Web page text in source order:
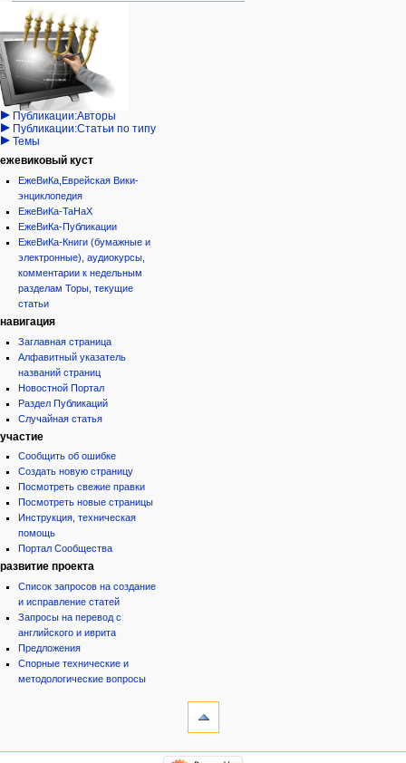
Навигация
персональные инструменты
войти
запрос
учётной
записи
категории
Израиль:Страна и
государство
Иудаизм
Народ
Проекты
Проекты/Участники/
дополнения
Публикации:Авторы
Публикации:Статьи по типу
Темы
ежевиковый куст
ЕжеВиКа,Еврейская Вики-
энциклопедия
ЕжеВиКа-ТаНаХ
ЕжеВиКа-Публикации
ЕжеВиКа-Книги (бумажные и
электронные), аудиокурсы,
комментарии к недельным
разделам Торы, текущие
статьи
навигация
Заглавная страница
Алфавитный указатель
названий страниц
Новостной Портал
Раздел Публикаций
Случайная статья
участие
Сообщить об ошибке
Создать новую страницу
Посмотреть свежие правки
Посмотреть новые страницы
Инструкция, техническая
помощь
Портал Сообщества
развитие проекта
Список запросов на создание
и исправление статей
Запросы на перевод с
английского и иврита
Предложения
Спорные технические и
методологические вопросы
категории